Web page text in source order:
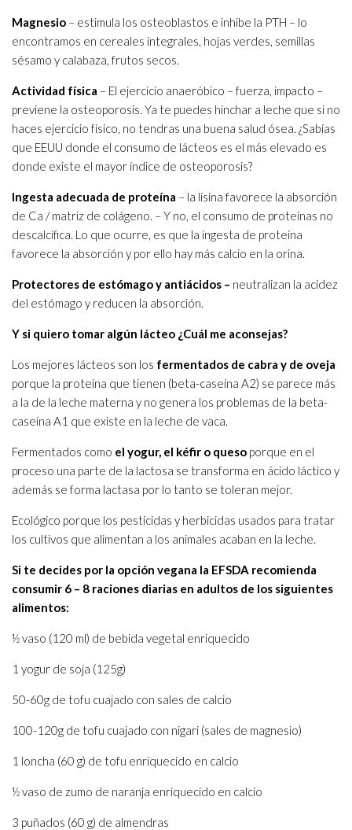
Magnesio – estimula los osteoblastos e inhibe la PTH – lo
encontramos en cereales integrales, hojas verdes, semillas
sésamo y calabaza, frutos secos.
Actividad física – El ejercicio anaeróbico – fuerza, impacto –
previene la osteoporosis. Ya te puedes hinchar a leche que si no
haces ejercicio físico, no tendras una buena salud ósea. ¿Sabías
que EEUU donde el consumo de lácteos es el más elevado es
donde existe el mayor índice de osteoporosis?
Ingesta adecuada de proteína – la lisina favorece la absorción
de Ca / matriz de colágeno. – Y no, el consumo de proteínas no
descalcifica. Lo que ocurre, es que la ingesta de proteína
favorece la absorción y por ello hay más calcio en la orina.
Protectores de estómago y antiácidos – neutralizan la acidez
del estómago y reducen la absorción.
Y si quiero tomar algún lácteo ¿Cuál me aconsejas?
Los mejores lácteos son los fermentados de cabra y de oveja
porque la proteína que tienen (beta-caseína A2) se parece más
a la de la leche materna y no genera los problemas de la beta-
caseína A1 que existe en la leche de vaca.
Fermentados como el yogur, el kéfir o queso porque en el
proceso una parte de la lactosa se transforma en ácido láctico y
además se forma lactasa por lo tanto se toleran mejor.
Ecológico porque los pesticidas y herbicidas usados para tratar
los cultivos que alimentan a los animales acaban en la leche.
Si te decides por la opción vegana la EFSDA recomienda
consumir 6 – 8 raciones diarias en adultos de los siguientes
alimentos:
½ vaso (120 ml) de bebida vegetal enriquecido
1 yogur de soja (125g)
50-60g de tofu cuajado con sales de calcio
100-120g de tofu cuajado con nigari (sales de magnesio)
1 loncha (60 g) de tofu enriquecido en calcio
½ vaso de zumo de naranja enriquecido en calcio
3 puñados (60 g) de almendras